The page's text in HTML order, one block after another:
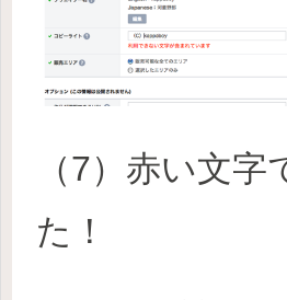
（7）赤い文字
た！